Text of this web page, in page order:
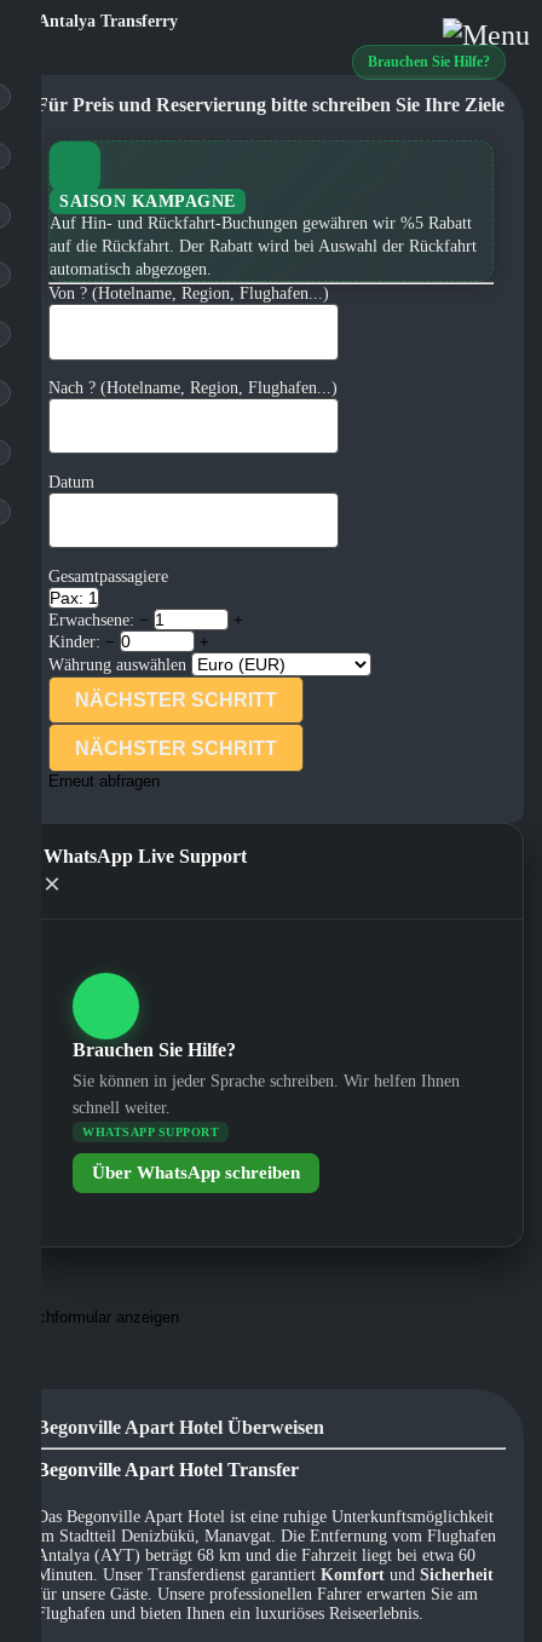
Brauchen Sie Hilfe?
Für Preis und Reservierung bitte schreiben Sie Ihre Ziele
SAISON KAMPAGNE
Auf Hin- und Rückfahrt-Buchungen gewähren wir %5 Rabatt
auf die Rückfahrt. Der Rabatt wird bei Auswahl der Rückfahrt
automatisch abgezogen.
Von ? (Hotelname, Region, Flughafen...)
Nach ? (Hotelname, Region, Flughafen...)
Datum
Gesamtpassagiere
Pax: 1
Erwachsene: −
+
Kinder: −
+
Währung auswählen
NÄCHSTER SCHRITT
NÄCHSTER SCHRITT
Erneut abfragen
WhatsApp Live Support
×
Brauchen Sie Hilfe?
Sie können in jeder Sprache schreiben. Wir helfen Ihnen
schnell weiter.
WHATSAPP SUPPORT
Über WhatsApp schreiben
Suchformular anzeigen
Begonville Apart Hotel Überweisen
Begonville Apart Hotel Transfer
Das Begonville Apart Hotel ist eine ruhige Unterkunftsmöglichkeit
im Stadtteil Denizbükü, Manavgat. Die Entfernung vom Flughafen
Antalya (AYT) beträgt 68 km und die Fahrzeit liegt bei etwa 60
Minuten. Unser Transferdienst garantiertKomfort undSicherheit
für unsere Gäste. Unsere professionellen Fahrer erwarten Sie am
Flughafen und bieten Ihnen ein luxuriöses Reiseerlebnis.